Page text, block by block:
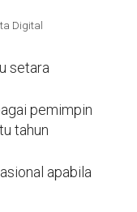
Digital
setara
pemimpin
tahun
apabila